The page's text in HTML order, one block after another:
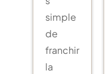
simple
de
franchir
la